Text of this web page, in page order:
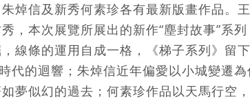
焯信及新秀何素珍各有最新版畫作品。
，本次展覽所展出的新作“塵封故事”系列
線條的運用自成一格，《梯子系列》留
代的迴響；朱焯信近年偏愛以小城變遷為
夢似幻的過去；何素珍作品以天馬行空